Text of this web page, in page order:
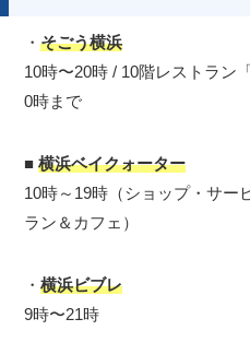
・そごう横浜
10時〜20時 / 10階レストラン
0時まで
■横浜ベイクォーター
10時～19時（ショップ・サー
ラン＆カフェ）
・横浜ビブレ
9時〜21時